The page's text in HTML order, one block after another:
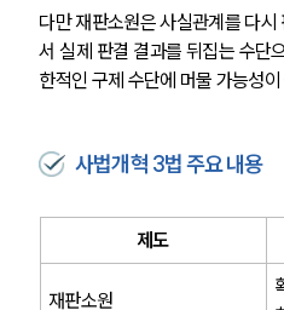
다만 재판소원은 사실관계를 다시
서 실제 판결 결과를 뒤집는 수단
한적인 구제 수단에 머물 가능성
사법개혁 3법 주요 내용
제도
재판소원